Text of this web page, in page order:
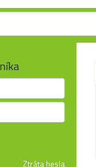
Ztráta hesla